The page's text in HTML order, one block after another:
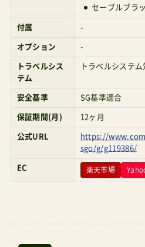
セーブルブラ
付属 -
オプション -
トラベルシス
テム
トラベルシステム
安全基準 SG基準適合
保証期間(月) 12ヶ月
公式URL
https://
sgo/g/g119386/
EC 楽天市場